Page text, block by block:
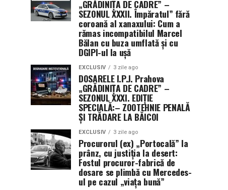
„GRĂDINIȚA DE CADRE” –
SEZONUL XXXII. Împăratul” fără
coroană al xanaxului: Cum a
rămas incompatibilul Marcel
Bălan cu buza umflată și cu
DGIPI-ul la ușă
EXCLUSIV 3 zile ago
DOSARELE I.P.J. Prahova
„GRĂDINIȚA DE CADRE” –
SEZONUL XXXI. EDIȚIE
SPECIALĂ:– ZOOTEHNIE PENALĂ
ȘI TRĂDARE LA BĂICOI
EXCLUSIV 3 zile ago
Procurorul (ex) „Portocală” la
prânz, cu justiția la desert:
Fostul procuror-fabrică de
dosare se plimbă cu Mercedes-
ul pe cazul „viața bună”